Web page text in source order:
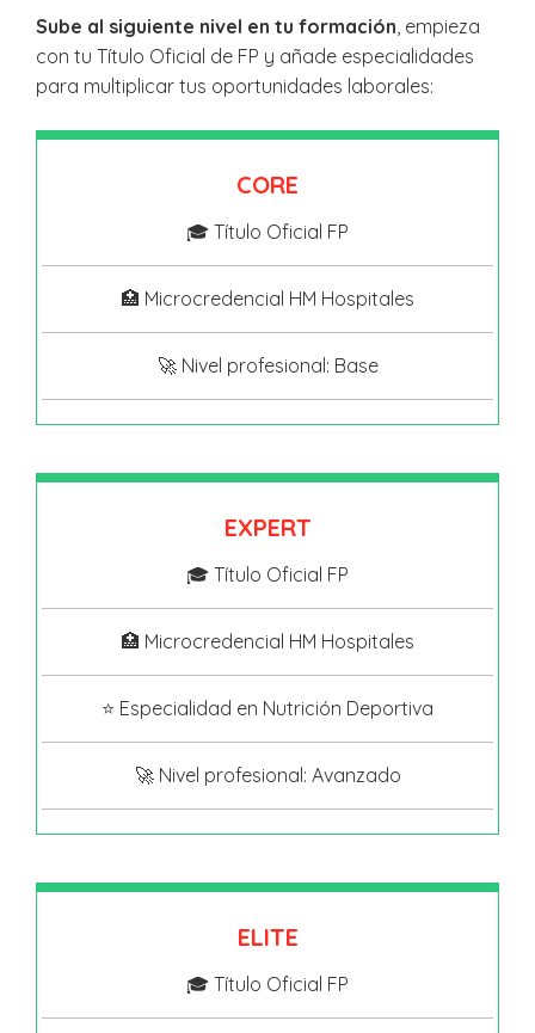
Sube al siguiente nivel en tu formación , empieza
con tu Título Oficial de FP y añade especialidades
para multiplicar tus oportunidades laborales:
CORE
🎓 Título Oficial FP
🏥 Microcredencial HM Hospitales
🚀 Nivel profesional: Base
EXPERT
🎓 Título Oficial FP
🏥 Microcredencial HM Hospitales
⭐ Especialidad en Nutrición Deportiva
🚀 Nivel profesional: Avanzado
ELITE
🎓 Título Oficial FP